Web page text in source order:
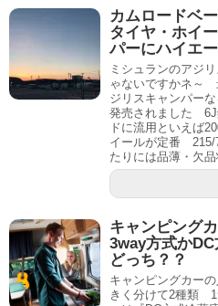
し
ウ
ィ
ン
ド
ウ
で
開
ク
だ
さ
い
(
新
ま
す
)
カムロードベ
タイヤ・ホイ
パーにハイエ
ミシュランのアジ
ゃないですかネ～
ジリスキャンパー
発売されました 6J
ドに流用といえば
イールが定番 215/
たりには品薄・欠
キャンピング
3way方式か
どっち？？
キャンピングカー
きく分けて2種類 1